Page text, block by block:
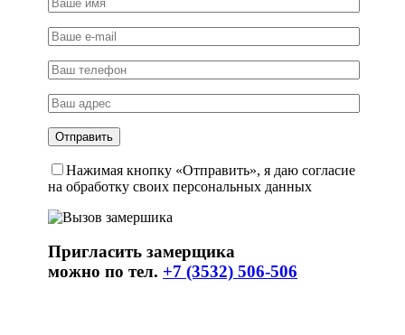
Нажимая кнопку «Отправить», я даю согласие
на обработку своих персональных данных
Пригласить замерщика
можно по тел. +7 (3532) 506-506